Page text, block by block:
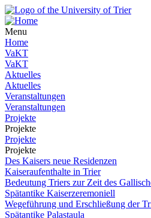
Menu
Home
VaKT
VaKT
Aktuelles
Aktuelles
Veranstaltungen
Veranstaltungen
Projekte
Projekte
Projekte
Projekte
Des Kaisers neue Residenzen
Kaiseraufenthalte in Trier
Bedeutung Triers zur Zeit des
Spätantike Kaiserzeremoniell
Wegeführung und Erschließung der
Spätantike Palastaula